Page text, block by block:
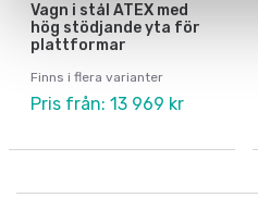
Vagn i stål ATEX med
hög stödjande yta för
plattformar
Finns i flera varianter
Pris från: 13 969 kr